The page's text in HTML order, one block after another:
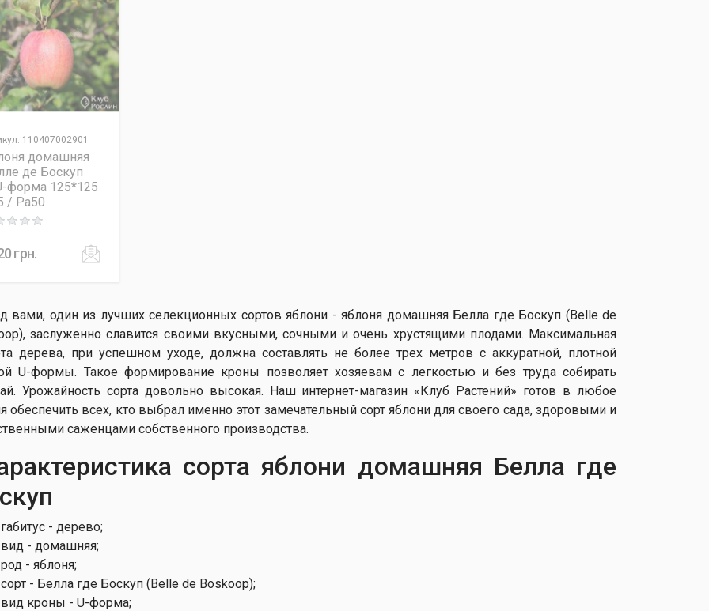
: 110407002901
домашняя
де Боскуп
форма 125*125
/ Pa50
0 out of 5
грн.
вами, один из лучших селекционных сортов яблони - яблоня домашняя Белла где Боскуп (Belle de
заслуженно славится своими вкусными, сочными и очень хрустящими плодами. Максимальная
дерева, при успешном уходе, должна составлять не более трех метров с аккуратной, плотной
U-формы. Такое формирование кроны позволяет хозяевам с легкостью и без труда собирать
Урожайность сорта довольно высокая. Наш интернет-магазин «Клуб Растений» готов в любое
обеспечить всех, кто выбрал именно этот замечательный сорт яблони для своего сада, здоровыми и
саженцами собственного производства.
сорта яблони домашняя Белла где
габитус - дерево;
вид - домашняя;
род - яблоня;
сорт - Белла где Боскуп (Belle de Boskoop);
вид кроны - U-форма;